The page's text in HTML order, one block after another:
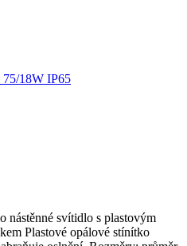
18W IP65
nástěnné svítidlo s plastovým
Plastové opálové stínítko